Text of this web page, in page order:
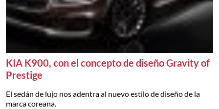
KIA K900, con el concepto de diseño Gravity of
Prestige
El sedán de lujo nos adentra al nuevo estilo de diseño de la
marca coreana.